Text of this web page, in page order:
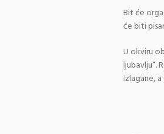
Bit će
će biti
U okviru
ljubavlju“.
izlagane,